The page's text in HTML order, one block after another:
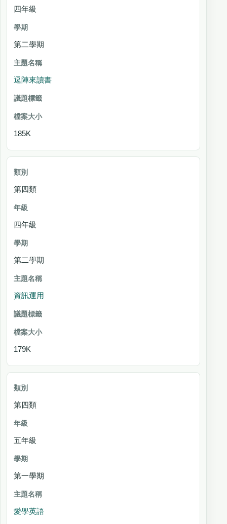
四年級
第二學期
逗陣來讀書
185K
第四類
四年級
第二學期
資訊運用
179K
第四類
五年級
第一學期
愛學英語